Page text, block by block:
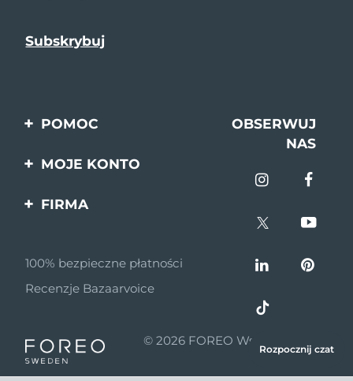
POMOC
Kontakt
OBSERWUJ
NAS
MOJE KONTO
FIRMA
Program partnerski
Wiadomości
MYSA
Dystrybutorzy
100% bezpieczne płatności
Recenzje Bazaarvoice
© 2026 FOREO Wszelkie prawa
zastrzeżone
Rozpocznij czat